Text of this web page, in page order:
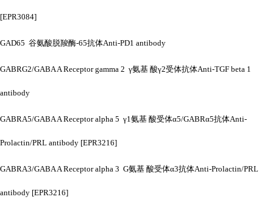
[EPR3084]
GAD65 谷氨酸脱羧酶-65抗体Anti-PD1 antibody
GABRG2/GABA A Receptor gamma 2 γ氨基 酸γ2受体抗体Anti-TGF beta 1
antibody
GABRA5/GABA A Receptor alpha 5 γ1氨基 酸受体α5/GABRα5抗体Anti-
Prolactin/PRL antibody [EPR3216]
GABRA3/GABA A Receptor alpha 3 G氨基 酸受体α3抗体Anti-Prolactin/PRL
antibody [EPR3216]